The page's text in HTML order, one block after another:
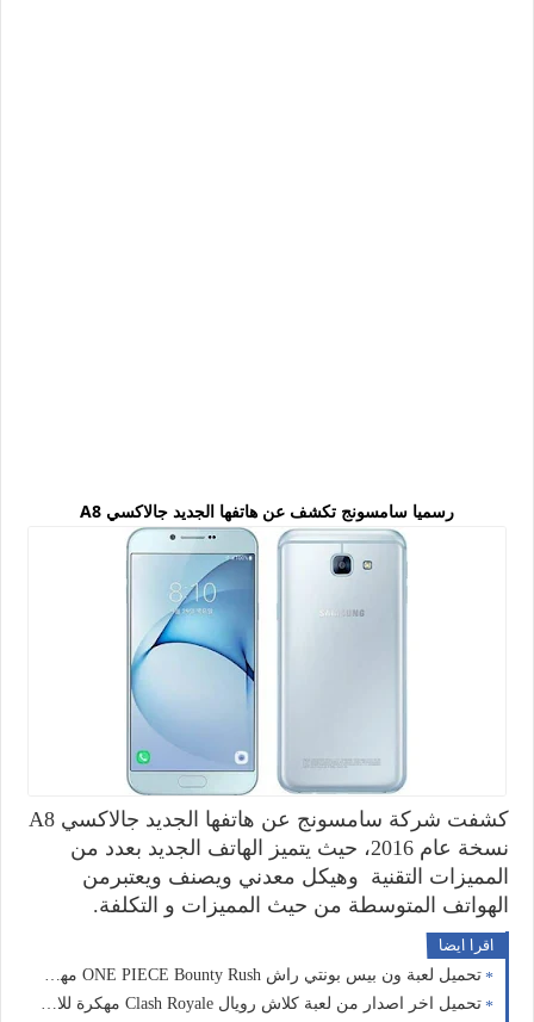
رسميا سامسونج تكشف عن هاتفها الجديد جالاكسي A8
كشفت شركة سامسونج عن هاتفها الجديد جالاكسي A8
نسخة عام 2016، حيث يتميز الهاتف الجديد بعدد من
المميزات التقنية وهيكل معدني ويصنف ويعتبرمن
الهواتف المتوسطة من حيث المميزات و التكلفة.
اقرا ايضا
تحميل لعبة ون بيس بونتي راش ONE PIECE Bounty Rush مهكرة اخر اصدار للاندرويد
تحميل اخر اصدار من لعبة كلاش رويال Clash Royale مهكرة للاندرويد معدلة